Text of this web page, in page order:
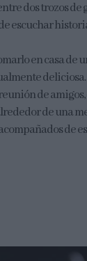
dos trozos de
escuchar
en casa de
de
de una
de